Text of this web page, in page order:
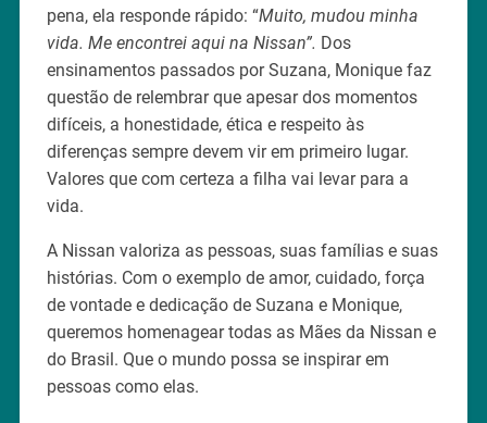
pena, ela responde rápido: “Muito, mudou minha
vida. Me encontrei aqui na Nissan”. Dos
ensinamentos passados por Suzana, Monique faz
questão de relembrar que apesar dos momentos
difíceis, a honestidade, ética e respeito às
diferenças sempre devem vir em primeiro lugar.
Valores que com certeza a filha vai levar para a
vida.
A Nissan valoriza as pessoas, suas famílias e suas
histórias. Com o exemplo de amor, cuidado, força
de vontade e dedicação de Suzana e Monique,
queremos homenagear todas as Mães da Nissan e
do Brasil. Que o mundo possa se inspirar em
pessoas como elas.